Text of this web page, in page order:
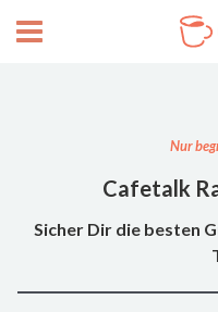
Nur
Cafetalk
Sicher Dir die besten